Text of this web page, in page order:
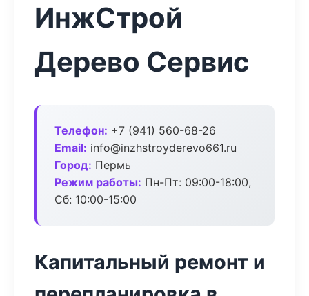
ИнжСтрой
Дерево Сервис
Телефон: +7 (941) 560-68-26
Email: info@inzhstroyderevo661.ru
Город: Пермь
Режим работы: Пн-Пт: 09:00-18:00,
Сб: 10:00-15:00
Капитальный ремонт и